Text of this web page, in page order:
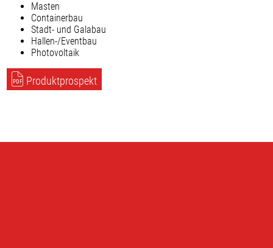
Masten
Containerbau
Stadt- und Galabau
Hallen-/Eventbau
Photovoltaik
Produktprospekt